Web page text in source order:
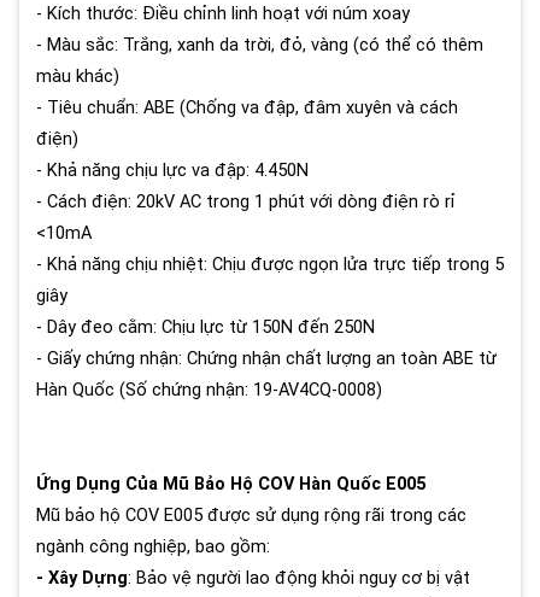
- Kích thước: Điều chỉnh linh hoạt với núm xoay
- Màu sắc: Trắng, xanh da trời, đỏ, vàng (có thể có thêm
màu khác)
- Tiêu chuẩn: ABE (Chống va đập, đâm xuyên và cách
điện)
- Khả năng chịu lực va đập: 4.450N
- Cách điện: 20kV AC trong 1 phút với dòng điện rò rỉ
<10mA
- Khả năng chịu nhiệt: Chịu được ngọn lửa trực tiếp trong 5
giây
- Dây đeo cằm: Chịu lực từ 150N đến 250N
- Giấy chứng nhận: Chứng nhận chất lượng an toàn ABE từ
Hàn Quốc (Số chứng nhận: 19-AV4CQ-0008)
Ứng Dụng Của Mũ Bảo Hộ COV Hàn Quốc E005
Mũ bảo hộ COV E005 được sử dụng rộng rãi trong các
ngành công nghiệp, bao gồm:
- Xây Dựng: Bảo vệ người lao động khỏi nguy cơ bị vật